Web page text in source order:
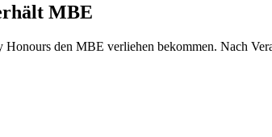
MBE
den MBE verliehen bekommen. Nach